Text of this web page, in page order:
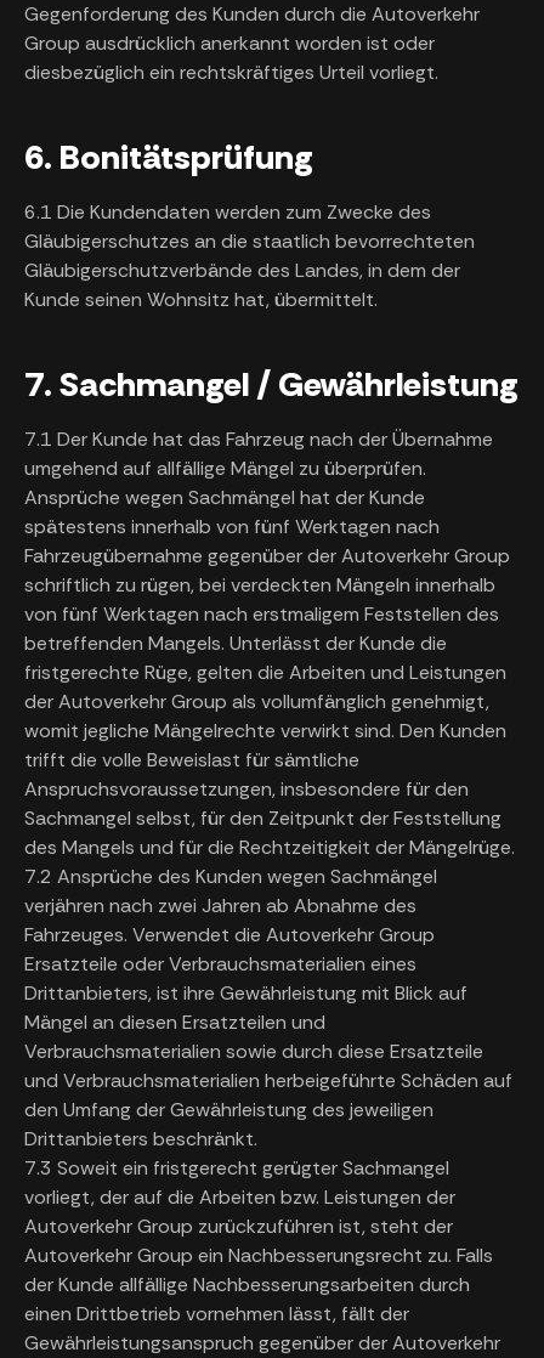
Gegenforderung des Kunden durch die Autoverkehr
Group ausdrücklich anerkannt worden ist oder
diesbezüglich ein rechtskräftiges Urteil vorliegt.
6. Bonitätsprüfung
6.1 Die Kundendaten werden zum Zwecke des
Gläubigerschutzes an die staatlich bevorrechteten
Gläubigerschutzverbände des Landes, in dem der
Kunde seinen Wohnsitz hat, übermittelt.
7. Sachmangel / Gewährleistung
7.1 Der Kunde hat das Fahrzeug nach der Übernahme
umgehend auf allfällige Mängel zu überprüfen.
Ansprüche wegen Sachmängel hat der Kunde
spätestens innerhalb von fünf Werktagen nach
Fahrzeugübernahme gegenüber der Autoverkehr Group
schriftlich zu rügen, bei verdeckten Mängeln innerhalb
von fünf Werktagen nach erstmaligem Feststellen des
betreffenden Mangels. Unterlässt der Kunde die
fristgerechte Rüge, gelten die Arbeiten und Leistungen
der Autoverkehr Group als vollumfänglich genehmigt,
womit jegliche Mängelrechte verwirkt sind. Den Kunden
trifft die volle Beweislast für sämtliche
Anspruchsvoraussetzungen, insbesondere für den
Sachmangel selbst, für den Zeitpunkt der Feststellung
des Mangels und für die Rechtzeitigkeit der Mängelrüge.
7.2 Ansprüche des Kunden wegen Sachmängel
verjähren nach zwei Jahren ab Abnahme des
Fahrzeuges. Verwendet die Autoverkehr Group
Ersatzteile oder Verbrauchsmaterialien eines
Drittanbieters, ist ihre Gewährleistung mit Blick auf
Mängel an diesen Ersatzteilen und
Verbrauchsmaterialien sowie durch diese Ersatzteile
und Verbrauchsmaterialien herbeigeführte Schäden auf
den Umfang der Gewährleistung des jeweiligen
Drittanbieters beschränkt.
7.3 Soweit ein fristgerecht gerügter Sachmangel
vorliegt, der auf die Arbeiten bzw. Leistungen der
Autoverkehr Group zurückzuführen ist, steht der
Autoverkehr Group ein Nachbesserungsrecht zu. Falls
der Kunde allfällige Nachbesserungsarbeiten durch
einen Drittbetrieb vornehmen lässt, fällt der
Gewährleistungsanspruch gegenüber der Autoverkehr